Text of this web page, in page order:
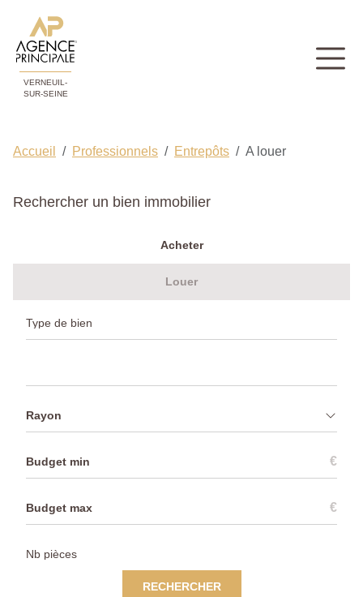
VERNEUIL-
SUR-SEINE
Accueil Professionnels Entrepôts A louer
Rechercher un bien immobilier
Acheter
Louer
Rayon
€
€
RECHERCHER